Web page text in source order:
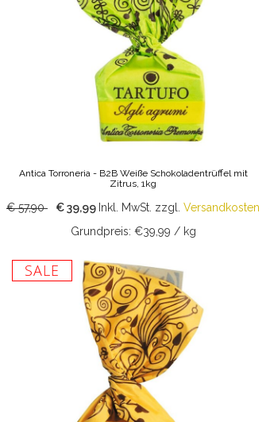
Antica Torroneria - B2B Weiße Schokoladentrüffel mit
Zitrus, 1kg
€ 57,90 € 39,99 Inkl. MwSt. zzgl. Versandkosten
Grundpreis: €39,99 / kg
SALE